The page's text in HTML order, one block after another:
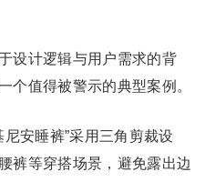
设计逻辑与用户需求的背
个值得被警示的典型案例。
安睡裤”采用三角剪裁设
裤等穿搭场景，避免露出边